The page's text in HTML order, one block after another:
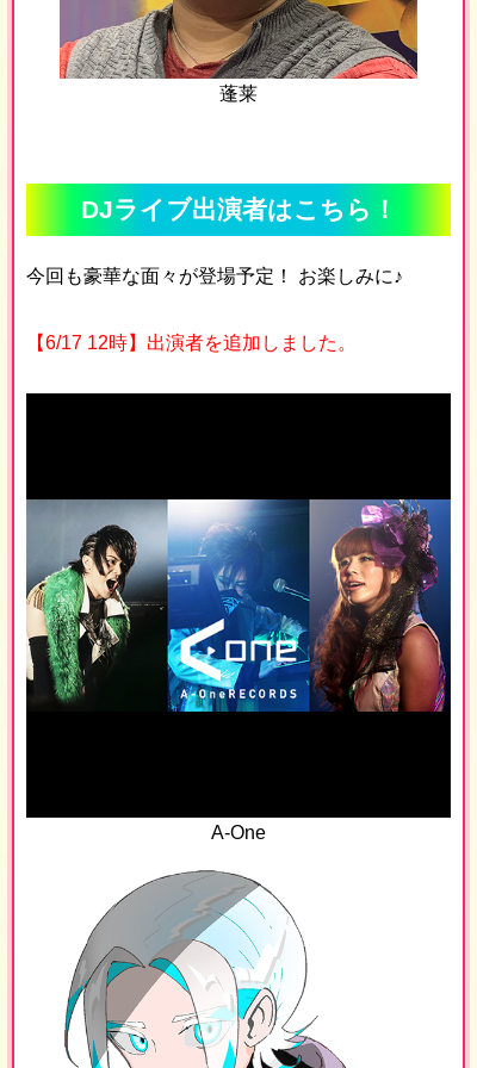
蓬莱
DJライブ出演者はこちら！
今回も豪華な面々が登場予定！ お楽しみに♪
【6/17 12時】出演者を追加しました。
A-One